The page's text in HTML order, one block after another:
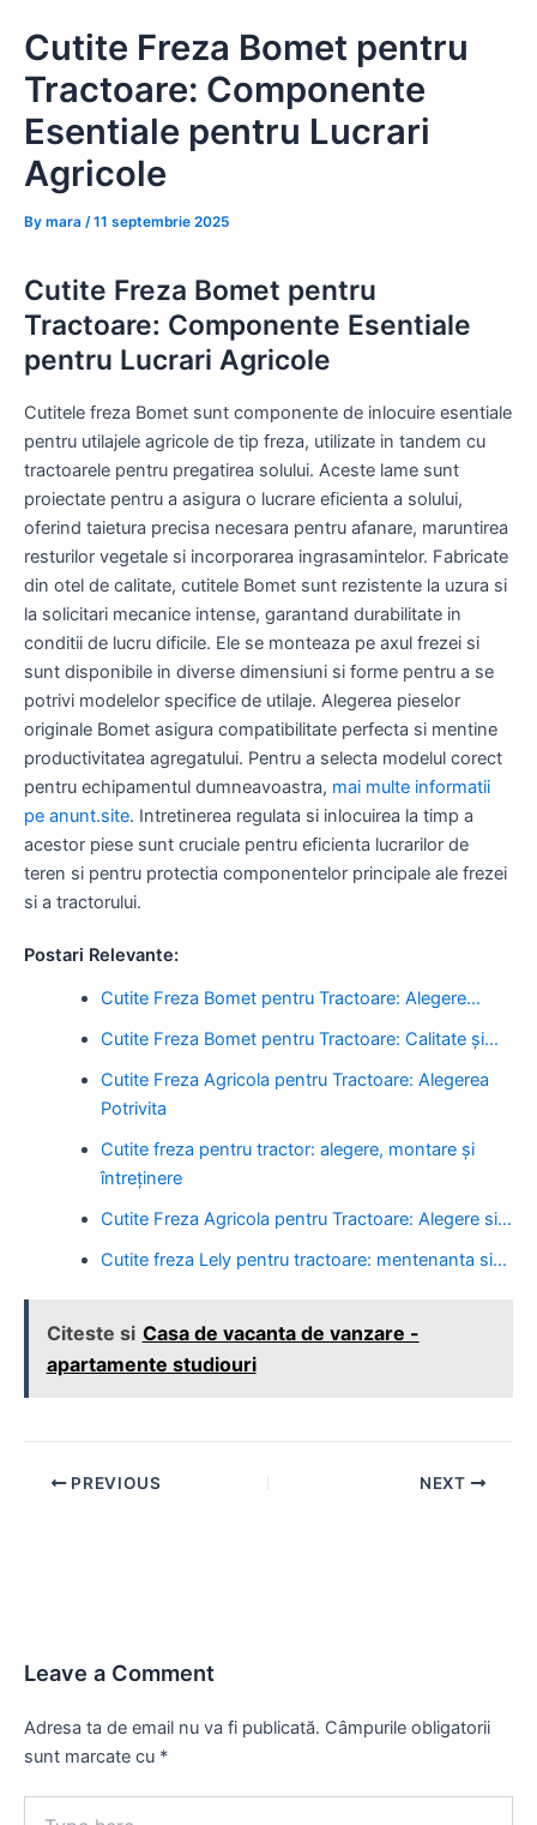
content
Cutite Freza Bomet pentru
Tractoare: Componente
Esentiale pentru Lucrari
Agricole
By mara /11 septembrie 2025
Cutite Freza Bomet pentru
Tractoare: Componente Esentiale
pentru Lucrari Agricole
Cutitele freza Bomet sunt componente de inlocuire esentiale
pentru utilajele agricole de tip freza, utilizate in tandem cu
tractoarele pentru pregatirea solului. Aceste lame sunt
proiectate pentru a asigura o lucrare eficienta a solului,
oferind taietura precisa necesara pentru afanare, maruntirea
resturilor vegetale si incorporarea ingrasamintelor. Fabricate
din otel de calitate, cutitele Bomet sunt rezistente la uzura si
la solicitari mecanice intense, garantand durabilitate in
conditii de lucru dificile. Ele se monteaza pe axul frezei si
sunt disponibile in diverse dimensiuni si forme pentru a se
potrivi modelelor specifice de utilaje. Alegerea pieselor
originale Bomet asigura compatibilitate perfecta si mentine
productivitatea agregatului. Pentru a selecta modelul corect
pentru echipamentul dumneavoastra, mai multe informatii
pe anunt.site. Intretinerea regulata si inlocuirea la timp a
acestor piese sunt cruciale pentru eficienta lucrarilor de
teren si pentru protectia componentelor principale ale frezei
si a tractorului.
Postari Relevante:
Cutite Freza Bomet pentru Tractoare: Alegere…
Cutite Freza Bomet pentru Tractoare: Calitate și…
Cutite Freza Agricola pentru Tractoare: Alegerea
Potrivita
Cutite freza pentru tractor: alegere, montare și
întreținere
Cutite Freza Agricola pentru Tractoare: Alegere si…
Cutite freza Lely pentru tractoare: mentenanta si…
Citeste si Casa de vacanta de vanzare -
apartamente studiouri
Post PREVIOUS NEXT
Leave a Comment
Adresa ta de email nu va fi publicată. Câmpurile obligatorii
sunt marcate cu *